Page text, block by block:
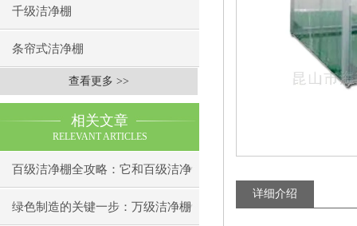
千级洁净棚
条帘式洁净棚
查看更多 >>
相关文章
RELEVANT ARTICLES
百级洁净棚全攻略：它和百级洁净
室到底有什么区别？
绿色制造的关键一步：万级洁净棚
详细介绍